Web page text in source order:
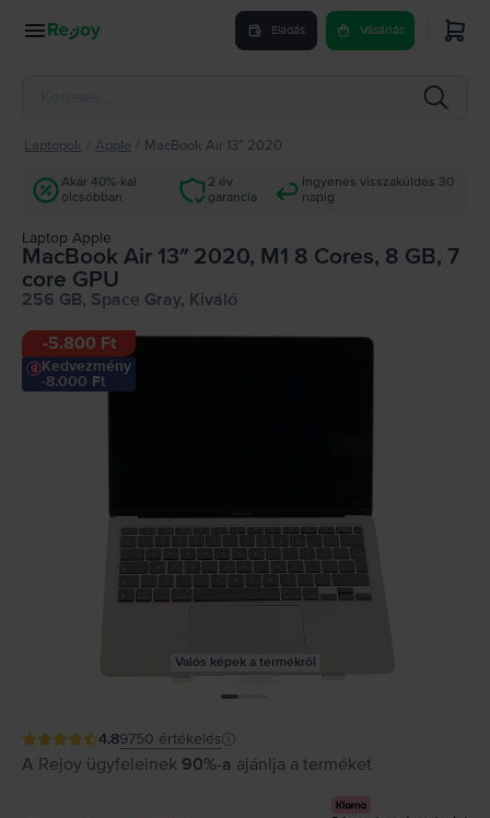
Eladás Vásárlás
Laptopok Apple MacBook Air 13″ 2020
Akár 40%-kal
olcsóbban
2 év
garancia
Ingyenes visszaküldés 30
napig
Laptop Apple
MacBook Air 13″ 2020, M1 8 Cores, 8 GB, 7
core GPU
256 GB, Space Gray, Kiváló
-5.800 Ft
Kedvezmény
-8.000 Ft
Valós képek a termékről
4.89750 értékelés
A Rejoy ügyfeleinek 90%-a ajánlja a terméket